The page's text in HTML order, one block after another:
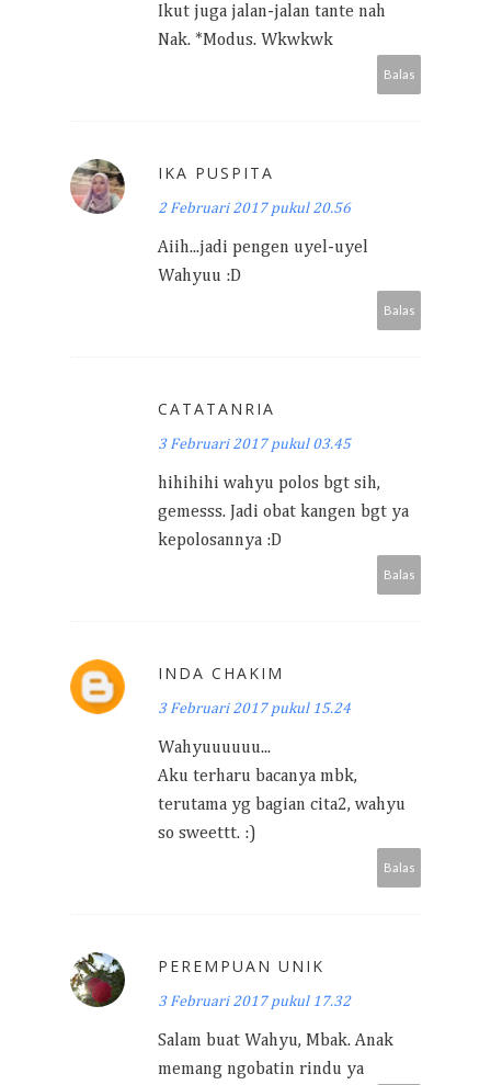
Ikut juga jalan-jalan tante nah
Nak. *Modus. Wkwkwk
Balas
IKA PUSPITA
2 Februari 2017 pukul 20.56
Aiih...jadi pengen uyel-uyel
Wahyuu :D
Balas
CATATANRIA
3 Februari 2017 pukul 03.45
hihihihi wahyu polos bgt sih,
gemesss. Jadi obat kangen bgt ya
kepolosannya :D
Balas
INDA CHAKIM
3 Februari 2017 pukul 15.24
Wahyuuuuuu...
Aku terharu bacanya mbk,
terutama yg bagian cita2, wahyu
so sweettt. :)
Balas
PEREMPUAN UNIK
3 Februari 2017 pukul 17.32
Salam buat Wahyu, Mbak. Anak
memang ngobatin rindu ya